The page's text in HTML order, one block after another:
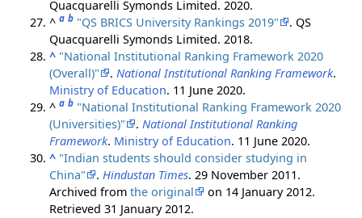
Quacquarelli Symonds Limited. 2020.
^a b "QS BRICS University Rankings 2019"
. QS
Quacquarelli Symonds Limited. 2018.
^ "National Institutional Ranking Framework 2020
(Overall)"
.National Institutional Ranking Framework.
Ministry of Education. 11 June 2020.
^a b "National Institutional Ranking Framework 2020
(Universities)"
.National Institutional Ranking
Framework. Ministry of Education. 11 June 2020.
^ "Indian students should consider studying in
China"
.Hindustan Times. 29 November 2011.
Archived fromthe original on 14 January 2012.
Retrieved31 January2012.